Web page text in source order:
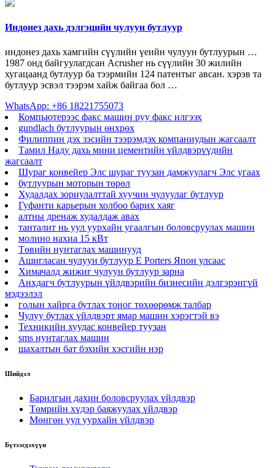
Индонез дахь дэлгэцийн чулуун бутлуур
индонез дахь хамгийн сүүлийн үеийн чулуун бутлуурын …
1987 онд байгуулагдсан Acrusher нь сүүлийн 30 жилийн
хугацаанд бутлуур ба тээрмийн 124 патентыг авсан. хэрэв та
бутлуур эсвэл тээрэм хайж байгаа бол …
WhatsApp: +86 18221755073
Компьютерээс факс машин руу факс илгээх
gundlach бутлуурын өнхрөх
Филиппин дэх зэсийн тээрэмдэх компаниудын жагсаалт
Тамил Наду дахь мини цементийн үйлдвэрүүдийн
жагсаалт
Шураг конвейер Элс шураг туузан дамжуулагч Элс угаах
бутлуурын моторын төрөл
Худалдах зориулалттай хуучин чулуулаг бутлуур
Гуфанти карьерын холбоо барих хаяг
алтны дренаж худалдаж авах
танталит нь уул уурхайн угаалгын боловсруулах машин
молино нахиа 15 кВт
Төвийн нунтаглах машинууд
Ашигласан чулуун бутлуур E Porters Япон улсаас
Химачалд жижиг чулуун бутлуур зарна
Анхдагч бутлуурын үйлдвэрийн бизнесийн дэлгэрэнгүй
мэдээлэл
голын хайрга бутлах тоног төхөөрөмж талбар
Чулуу бутлах үйлдвэрт ямар машин хэрэгтэй вэ
Техникийн хуудас конвейер туузан
sms нунтаглах машин
шахалтын бат бэхийн хэсгийн нэр
Шийдэл
Барилгын дахин боловсруулах үйлдвэр
Төмрийн хүдэр баяжуулах үйлдвэр
Мөнгөн уул уурхайн үйлдвэр
Бүтээгдэхүүн